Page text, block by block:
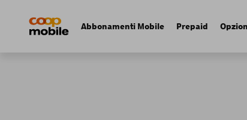
Navigation
principale
Abbonamenti Mobile Prepaid